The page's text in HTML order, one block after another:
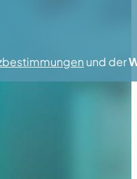
und der